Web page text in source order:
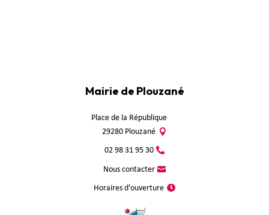
Mairie de Plouzané
Place de la République
29280 Plouzané
02 98 31 95 30
Nous contacter
Horaires d'ouverture